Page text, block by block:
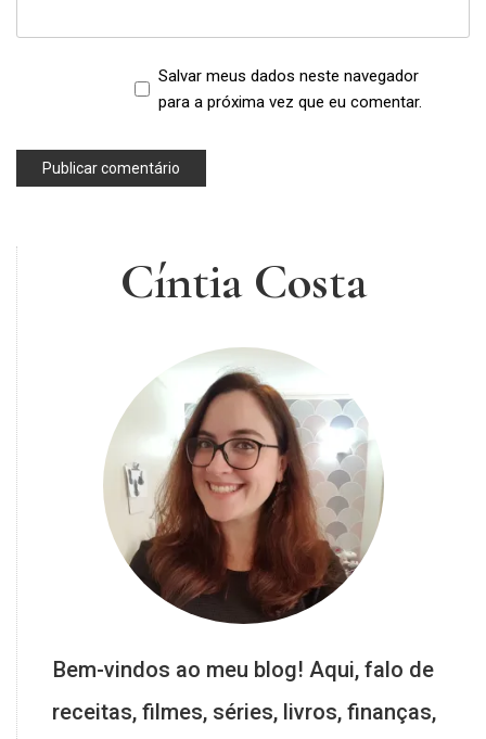
Salvar meus dados neste navegador
para a próxima vez que eu comentar.
Cíntia Costa
Bem-vindos ao meu blog! Aqui, falo de
receitas, filmes, séries, livros, finanças,